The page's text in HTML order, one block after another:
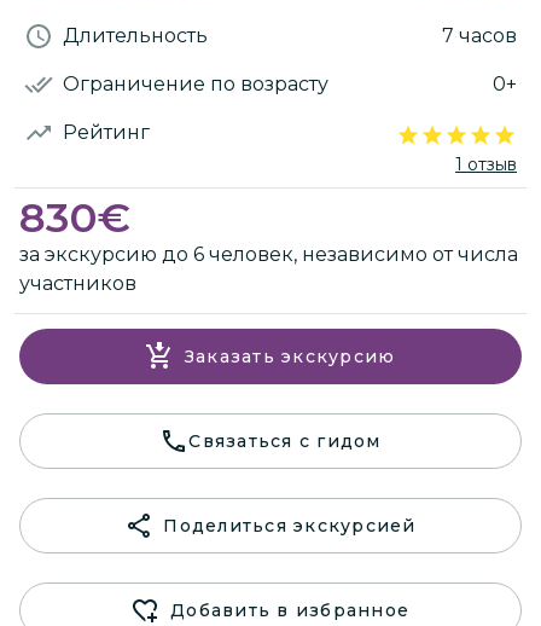
Длительность 7 часов
Ограничение по возрасту 0+
Рейтинг
1 отзыв
830€
за экскурсию до 6 человек, независимо от числа
участников
Заказать экскурсию
Связаться с гидом
Поделиться экскурсией
Добавить в избранное